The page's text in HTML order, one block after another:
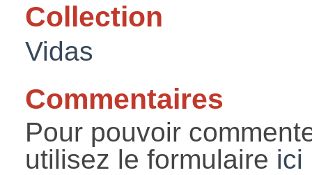
Collection
Vidas
Commentaires
Pour pouvoir
utilisez le formulaire ici